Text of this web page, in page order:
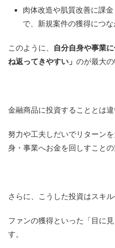
肉体改造や肌質改善に課
で、新規案件の獲得につな
このように、
自分自身や事業
ね返ってきやすい」 のが最大の
金融商品に投資することとは違
努力や工夫しだいでリターン
身・事業へお金を回しすことの
さらに、こうした投資はスキル
ファンの獲得といった「目に
す。